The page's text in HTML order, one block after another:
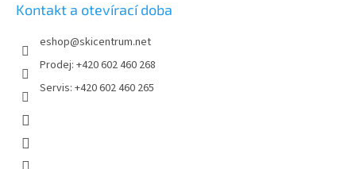
Kontakt a otevírací doba
eshop@skicentrum.net
Prodej: +420 602 460 268
Servis: +420 602 460 265